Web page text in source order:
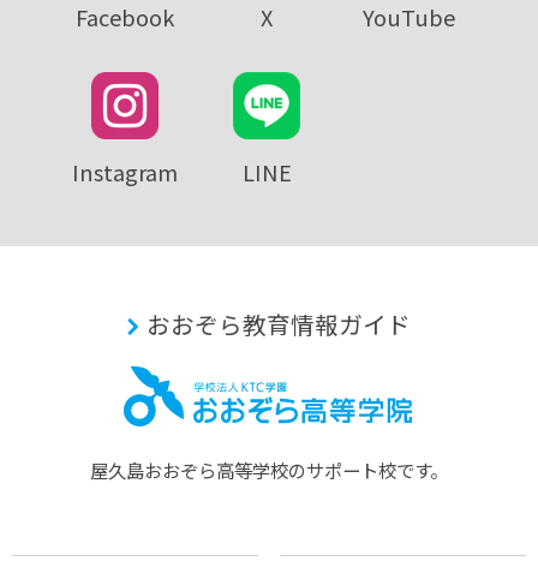
Facebook X YouTube
Instagram LINE
おおぞら教育情報ガイド
屋久島おおぞら⾼等学校のサポート校です。